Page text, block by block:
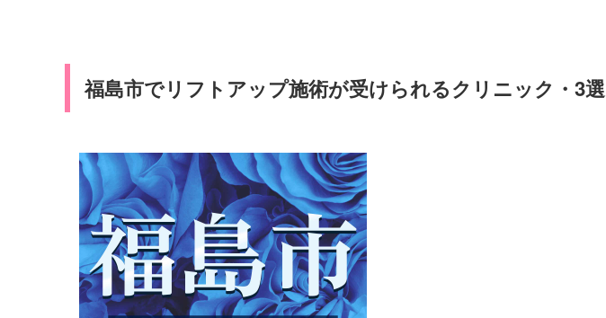
福島市でリフトアップ施術が受けられるクリニック・3選